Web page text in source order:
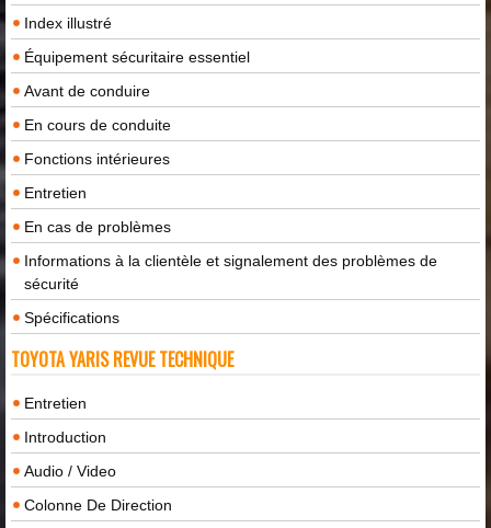
Index illustré
Équipement sécuritaire essentiel
Avant de conduire
En cours de conduite
Fonctions intérieures
Entretien
En cas de problèmes
Informations à la clientèle et signalement des problèmes de
sécurité
Spécifications
TOYOTA YARIS REVUE TECHNIQUE
Entretien
Introduction
Audio / Video
Colonne De Direction